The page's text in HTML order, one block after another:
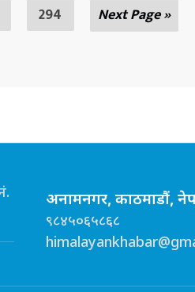
294 Next Page »
अनामनगर, काठमाडौं,
९८४५०६५८६८